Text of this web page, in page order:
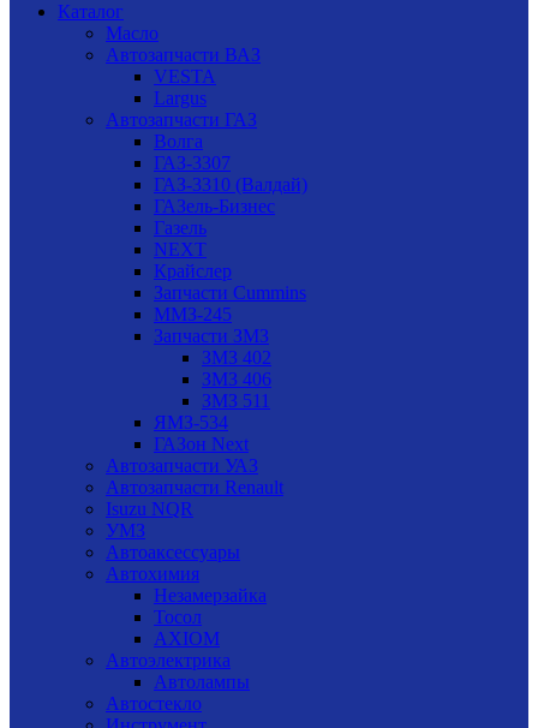
Каталог
Масло
Автозапчасти ВАЗ
VESTA
Largus
Автозапчасти ГАЗ
Волга
ГАЗ-3307
ГАЗ-3310 (Валдай)
ГАЗель-Бизнес
Газель
NEXT
Крайслер
Запчасти Cummins
ММЗ-245
Запчасти ЗМЗ
ЗМЗ 402
ЗМЗ 406
ЗМЗ 511
ЯМЗ-534
ГАЗон Next
Автозапчасти УАЗ
Автозапчасти Renault
Isuzu NQR
УМЗ
Автоаксессуары
Автохимия
Незамерзайка
Тосол
AXIOM
Автоэлектрика
Автолампы
Автостекло